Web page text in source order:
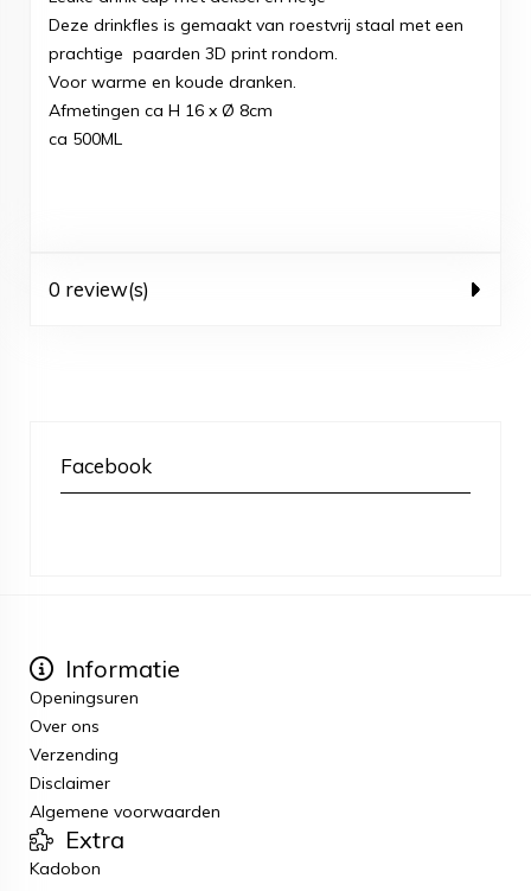
Deze drinkfles is gemaakt van roestvrij staal met een
prachtige paarden 3D print rondom.
Voor warme en koude dranken.
Afmetingen ca H 16 x Ø 8cm
ca 500ML
0 review(s)
Facebook
Informatie
Openingsuren
Over ons
Verzending
Disclaimer
Algemene voorwaarden
Extra
Kadobon